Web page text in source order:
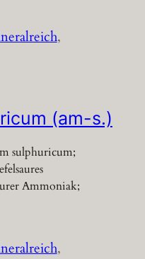
(am-s.)
sulphuricum;
Ammoniak;